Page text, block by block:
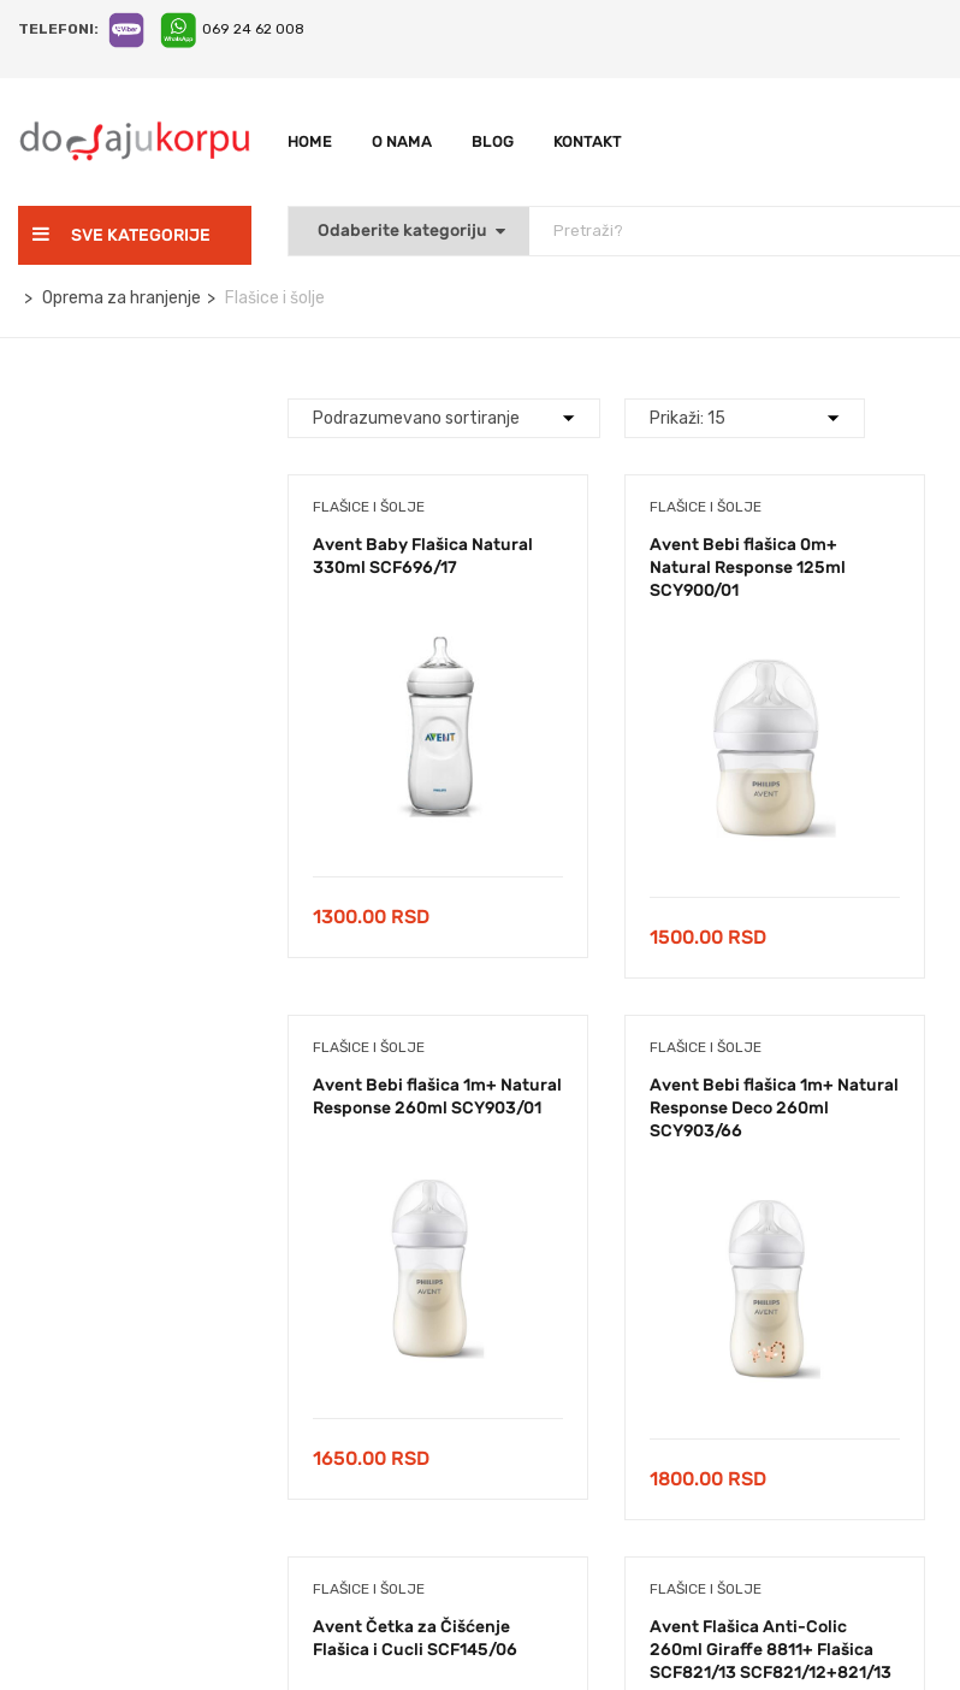
TELEFONI: 069 24 62 008
HOME O NAMA BLOG KONTAKT
SVE KATEGORIJE
Oprema za hranjenje
Flašice i šolje
FLAŠICE I ŠOLJE
Avent Baby Flašica Natural
330ml SCF696/17
1300.00 RSD
FLAŠICE I ŠOLJE
Avent Bebi flašica 0m+
Natural Response 125ml
SCY900/01
1500.00 RSD
FLAŠICE I ŠOLJE
Avent Bebi flašica 1m+ Natural
Response 260ml SCY903/01
1650.00 RSD
FLAŠICE I ŠOLJE
Avent Bebi flašica 1m+ Natural
Response Deco 260ml
SCY903/66
1800.00 RSD
FLAŠICE I ŠOLJE
Avent Četka za Čišćenje
Flašica i Cucli SCF145/06
FLAŠICE I ŠOLJE
Avent Flašica Anti-Colic
260ml Giraffe 8811+ Flašica
SCF821/13 SCF821/12+821/13